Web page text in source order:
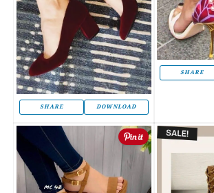
SHARE DOWNLOAD
SHARE